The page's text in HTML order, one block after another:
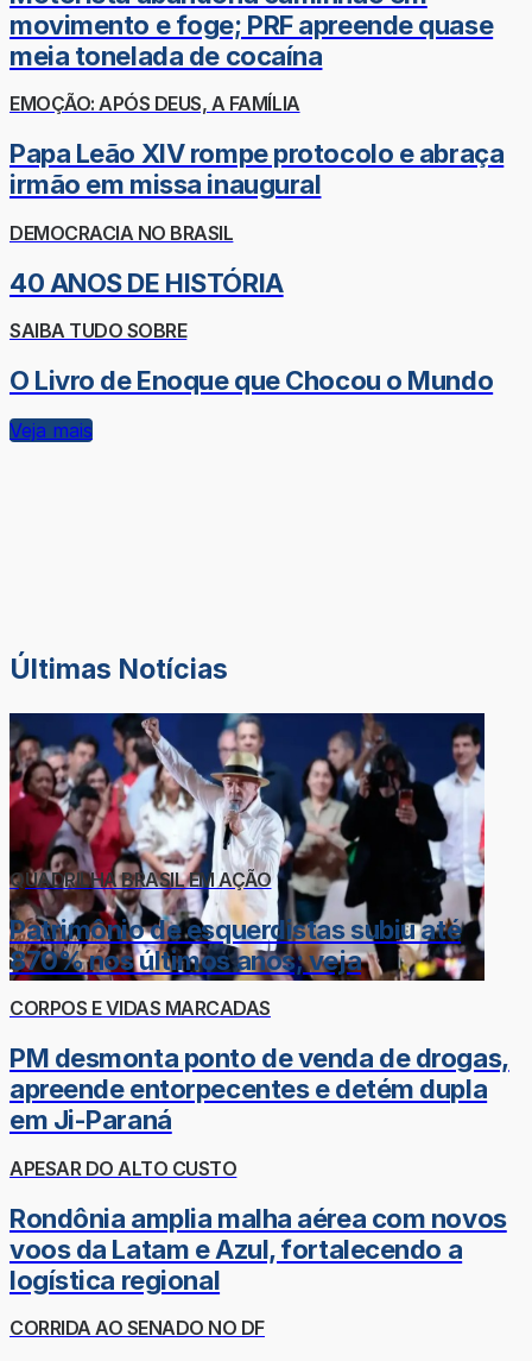
movimento e foge; PRF apreende quase
meia tonelada de cocaína
EMOÇÃO: APÓS DEUS, A FAMÍLIA
Papa Leão XIV rompe protocolo e abraça
irmão em missa inaugural
DEMOCRACIA NO BRASIL
40 ANOS DE HISTÓRIA
SAIBA TUDO SOBRE
O Livro de Enoque que Chocou o Mundo
Veja mais
Últimas Notícias
QUADRILHA BRASIL EM AÇÃO
Patrimônio de esquerdistas subiu até
870% nos últimos anos; veja
CORPOS E VIDAS MARCADAS
PM desmonta ponto de venda de drogas,
apreende entorpecentes e detém dupla
em Ji-Paraná
APESAR DO ALTO CUSTO
Rondônia amplia malha aérea com novos
voos da Latam e Azul, fortalecendo a
logística regional
CORRIDA AO SENADO NO DF